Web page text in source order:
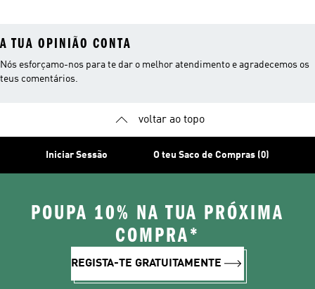
A TUA OPINIÃO CONTA
Nós esforçamo-nos para te dar o melhor atendimento e agradecemos os
teus comentários.
voltar ao topo
Iniciar Sessão O teu Saco de Compras (0)
POUPA 10% NA TUA PRÓXIMA
COMPRA*
REGISTA-TE GRATUITAMENTE